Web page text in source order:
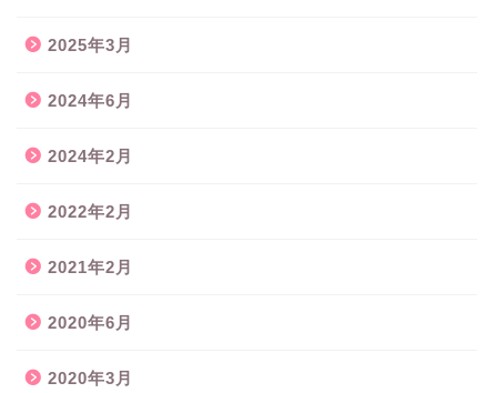
2025年3月
2024年6月
2024年2月
2022年2月
2021年2月
2020年6月
2020年3月